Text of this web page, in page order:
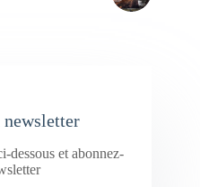
dessous et abonnez-